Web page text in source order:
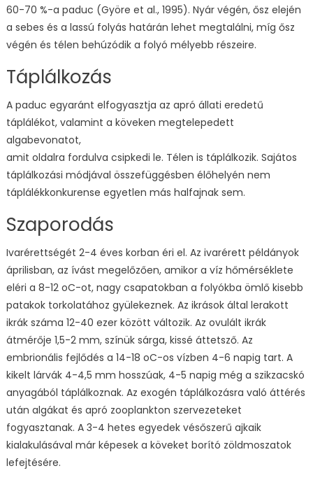
60-70 %-a paduc (Györe et al., 1995). Nyár végén, ősz elején
a sebes és a lassú folyás határán lehet megtalálni, míg ősz
végén és télen behúzódik a folyó mélyebb részeire.
Táplálkozás
A paduc egyaránt elfogyasztja az apró állati eredetű
táplálékot, valamint a köveken megtelepedett
algabevonatot,
amit oldalra fordulva csipkedi le. Télen is táplálkozik. Sajátos
táplálkozási módjával összefüggésben élőhelyén nem
táplálékkonkurense egyetlen más halfajnak sem.
Szaporodás
Ivarérettségét 2-4 éves korban éri el. Az ivarérett példányok
áprilisban, az ívást megelőzően, amikor a víz hőmérséklete
eléri a 8-12 oC-ot, nagy csapatokban a folyókba ömlő kisebb
patakok torkolatához gyülekeznek. Az ikrások által lerakott
ikrák száma 12-40 ezer között változik. Az ovulált ikrák
átmérője 1,5-2 mm, színük sárga, kissé áttetsző. Az
embrionális fejlődés a 14-18 oC-os vízben 4-6 napig tart. A
kikelt lárvák 4-4,5 mm hosszúak, 4-5 napig még a szikzacskó
anyagából táplálkoznak. Az exogén táplálkozásra való áttérés
után algákat és apró zooplankton szervezeteket
fogyasztanak. A 3-4 hetes egyedek vésőszerű ajkaik
kialakulásával már képesek a köveket borító zöldmoszatok
lefejtésére.